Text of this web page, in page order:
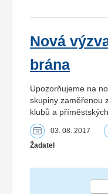
Nová
brána
Upozorňujeme na
skupiny zaměřenou
klubů a
03. 08. 2017
Žadatel